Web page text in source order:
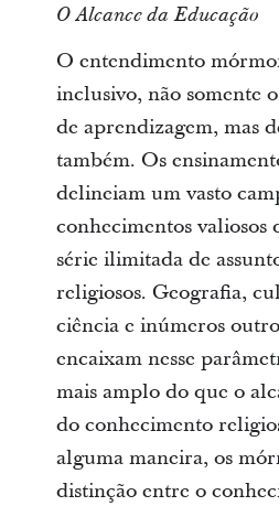
O Alcance da Educação
O entendimento
inclusivo, não somente
de aprendizagem, mas
também. Os
delineiam um vasto
conhecimentos
série ilimitada de
religiosos. Geografia,
ciência e inúmeros
encaixam nesse
mais amplo do que o
do conhecimento
alguma maneira, os
distinção entre o